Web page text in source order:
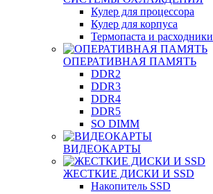
Кулер для процессора
Кулер для корпуса
Термопаста и расходники
ОПЕРАТИВНАЯ ПАМЯТЬ
DDR2
DDR3
DDR4
DDR5
SO DIMM
ВИДЕОКАРТЫ
ЖЕСТКИЕ ДИСКИ И SSD
Накопитель SSD